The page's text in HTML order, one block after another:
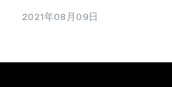
2021年08月09日